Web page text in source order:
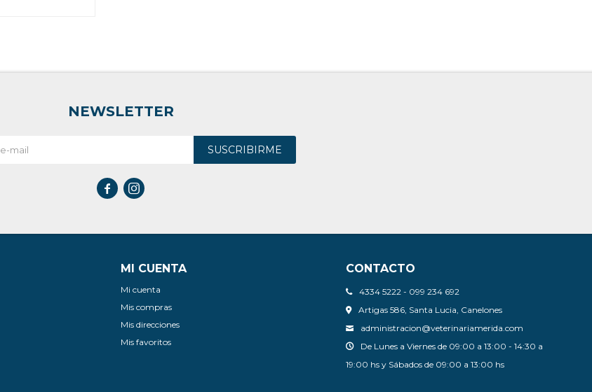
CONTACTO
4334 5222 - 099 234 692
Artigas 586, Santa Lucia, Canelones
administracion@veterinariamerida.com
De Lunes a Viernes de 09:00 a 13:00 - 14:30 a
19:00 hs y Sábados de 09:00 a 13:00 hs
MI CUENTA
Mi cuenta
Mis compras
Mis direcciones
Mis favoritos
NEWSLETTER
SUSCRIBIRME
 